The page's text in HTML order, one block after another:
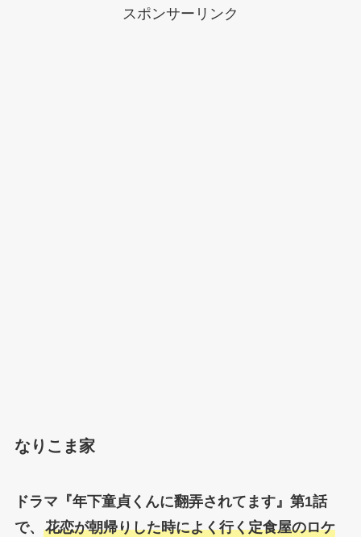
スポンサーリンク
なりこま家
ドラマ『年下童貞くんに翻弄されてます』第1話
で、 花恋が朝帰りした時によく行く定食屋のロケ